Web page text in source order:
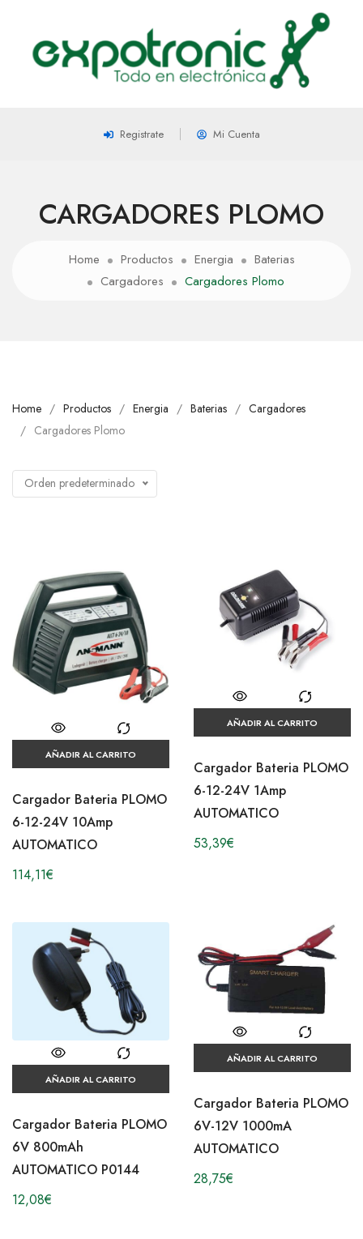
Registrate Mi Cuenta
CARGADORES PLOMO
Home Productos Energia
Baterias
Cargadores
Cargadores Plomo
Home Productos Energia Baterias
Cargadores
Cargadores Plomo
Orden predeterminado
AÑADIR AL CARRITO
Cargador Bateria PLOMO
6-12-24V 10Amp
AUTOMATICO
114,11€
AÑADIR AL CARRITO
Cargador Bateria PLOMO
6-12-24V 1Amp
AUTOMATICO
53,39€
AÑADIR AL CARRITO
Cargador Bateria PLOMO
6V 800mAh
AUTOMATICO P0144
12,08€
AÑADIR AL CARRITO
Cargador Bateria PLOMO
6V-12V 1000mA
AUTOMATICO
28,75€